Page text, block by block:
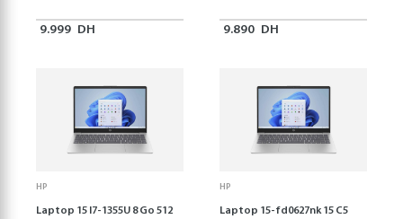
9.999 DH 9.890 DH
HP
Laptop 15 I7-1355U 8 Go 512
HP
Laptop 15-fd0627nk 15 C5